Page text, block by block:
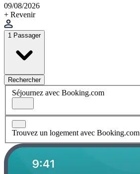
09/08/2026
+ Revenir
1 Passager
Rechercher
Séjournez avec Booking.com
Trouvez un logement avec Booking.com